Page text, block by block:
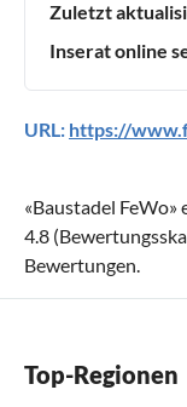
Zuletzt
Inserat online
URL: https://
«Baustadel FeWo»
4.8
Bewertungen.
Top-Regionen